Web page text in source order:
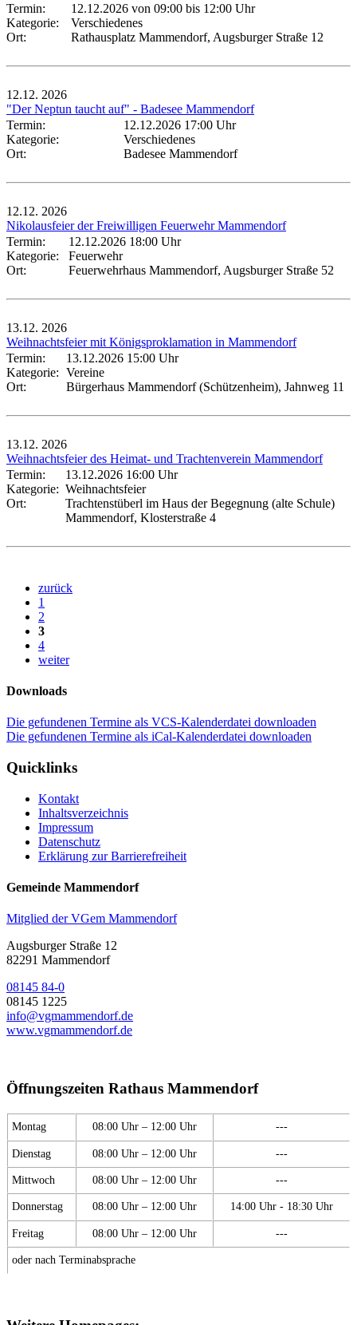
Termin:
12.12.2026 von 09:00 bis 12:00 Uhr
Kategorie:
Verschiedenes
Ort:
Rathausplatz Mammendorf, Augsburger Straße 12
12.12. 2026
"Der Neptun taucht auf" - Badesee Mammendorf
Termin:
12.12.2026 17:00 Uhr
Kategorie:
Verschiedenes
Ort:
Badesee Mammendorf
12.12. 2026
Nikolausfeier der Freiwilligen Feuerwehr Mammendorf
Termin:
12.12.2026 18:00 Uhr
Kategorie:
Feuerwehr
Ort:
Feuerwehrhaus Mammendorf, Augsburger Straße 52
13.12. 2026
Weihnachtsfeier mit Königsproklamation in Mammendorf
Termin:
13.12.2026 15:00 Uhr
Kategorie: Vereine
Ort:
Bürgerhaus Mammendorf (Schützenheim), Jahnweg 11
13.12. 2026
Weihnachtsfeier des Heimat- und Trachtenverein Mammendorf
Termin:
13.12.2026 16:00 Uhr
Kategorie: Weihnachtsfeier
Ort:
Trachtenstüberl im Haus der Begegnung (alte Schule)
Mammendorf, Klosterstraße 4
zurück
1
2
3
4
weiter
Downloads
Die gefundenen Termine als VCS-Kalenderdatei downloaden
Die gefundenen Termine als iCal-Kalenderdatei downloaden
Quicklinks
Kontakt
Inhaltsverzeichnis
Impressum
Datenschutz
Erklärung zur Barrierefreiheit
Gemeinde Mammendorf
Mitglied der VGem Mammendorf
Augsburger Straße 12
82291 Mammendorf
08145 84-0
08145 1225
info@vgmammendorf.de
www.vgmammendorf.de
Öffnungszeiten Rathaus Mammendorf
Montag 08:00 Uhr – 12:00 Uhr ---
Dienstag 08:00 Uhr – 12:00 Uhr ---
Mittwoch 08:00 Uhr – 12:00 Uhr ---
Donnerstag 08:00 Uhr – 12:00 Uhr 14:00 Uhr - 18:30 Uhr
Freitag 08:00 Uhr – 12:00 Uhr ---
oder nach Terminabsprache